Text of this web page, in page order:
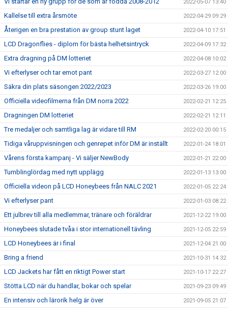
2022-05-07 13:40
Kallelse till extra årsmöte 2022-04-29 09:29
Återigen en bra prestation av group stunt laget 2022-04-10 17:51
LCD Dragonflies - diplom för bästa helhetsintryck 2022-04-09 17:32
Extra dragning på DM lotteriet 2022-04-08 10:02
Vi efterlyser och tar emot pant 2022-03-27 12:00
Säkra din plats säsongen 2022/2023 2022-03-26 19:00
Officiella videofilmerna från DM norra 2022 2022-02-21 12:25
Dragningen DM lotteriet 2022-02-21 12:11
Tre medaljer och samtliga lag är vidare till RM 2022-02-20 00:15
Tidiga våruppvisningen och genrepet inför DM är inställt 2022-01-24 18:01
Vårens första kampanj - Vi säljer NewBody 2022-01-21 22:00
Tumblinglördag med nytt upplägg 2022-01-13 13:00
Officiella videon på LCD Honeybees från NALC 2021 2022-01-05 22:24
Vi efterlyser pant 2022-01-03 08:22
Ett julbrev till alla medlemmar, tränare och föräldrar 2021-12-22 19:00
Honeybees slutade tvåa i stor internationell tävling 2021-12-05 22:59
LCD Honeybees är i final 2021-12-04 21:00
Bring a friend 2021-10-31 14:32
LCD Jackets har fått en riktigt Power start 2021-10-17 22:27
Stötta LCD när du handlar, bokar och spelar 2021-09-23 09:49
En intensiv och lärorik helg är över 2021-09-05 21:07